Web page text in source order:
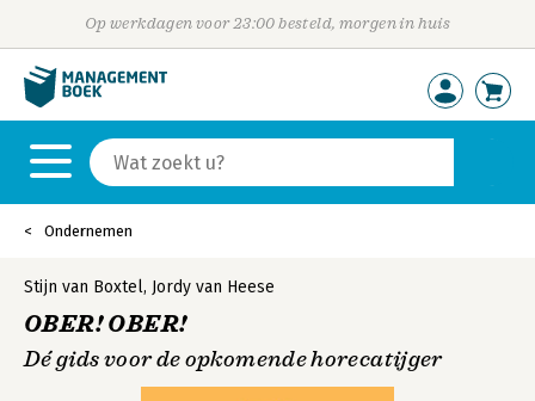
Op werkdagen voor 23:00 besteld, morgen in huis
Ondernemen
Stijn van Boxtel, Jordy van Heese
OBER! OBER!
Dé gids voor de opkomende horecatijger